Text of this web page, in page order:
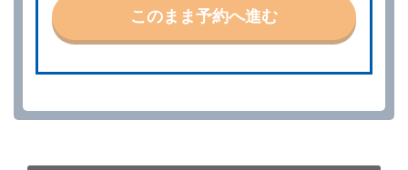
いものとします。
第４条（予約の取消し等）
ができます。
を１時間以上経過してもレンタカー貸渡契約（以下
このまま予約へ進む